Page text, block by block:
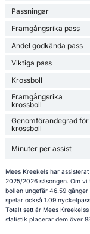
Passningar
Framgångsrika pass
Andel godkända pass
Viktiga pass
Krossboll
Framgångsrika
krossboll
Genomförandegrad för
krossboll
Minuter per assist
Mees Kreekels har
2025/2026 säsongen. Om vi
bollen ungefär 46.59
spelar också 1.09
Totalt sett är Mees
statistik placerar dem över